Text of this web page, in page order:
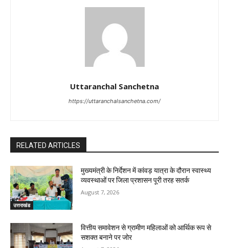
Uttaranchal Sanchetna
https://uttaranchalsanchetna.com/
RELATED ARTICLES
उत्तराखंड
मुख्यमंत्री के निर्देशन में कांवड़ यात्रा के दौरान स्वास्थ्य
व्यवस्थाओं पर जिला प्रशासन पूरी तरह सतर्क
August 7, 2026
वित्तीय समावेशन से ग्रामीण महिलाओं को आर्थिक रूप से
सशक्त बनाने पर जोर